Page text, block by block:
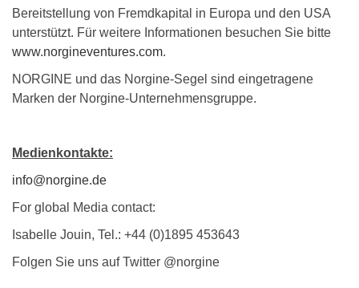
Bereitstellung von Fremdkapital in Europa und den USA
unterstützt. Für weitere Informationen besuchen Sie bitte
www.norgineventures.com.
NORGINE und das Norgine-Segel sind eingetragene
Marken der Norgine-Unternehmensgruppe.
Medienkontakte:
info@norgine.de
For global Media contact:
Isabelle Jouin, Tel.: +44 (0)1895 453643
Folgen Sie uns auf Twitter @norgine